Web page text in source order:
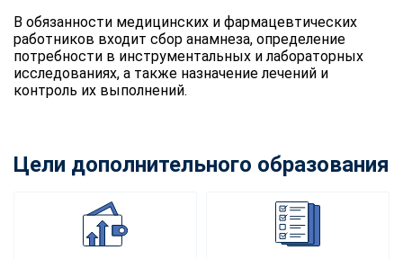
В обязанности медицинских и фармацевтических
работников входит сбор анамнеза, определение
потребности в инструментальных и лабораторных
исследованиях, а также назначение лечений и
контроль их выполнений.
Цели дополнительного образования